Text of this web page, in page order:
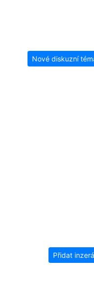
Nové diskuzní
Přidat